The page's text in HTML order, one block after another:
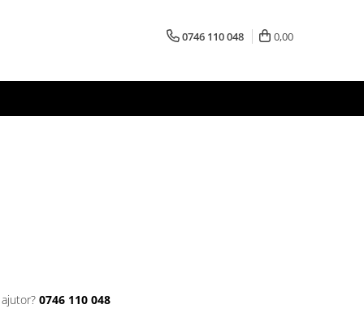
0746 110 048 0,00
0746 110 048